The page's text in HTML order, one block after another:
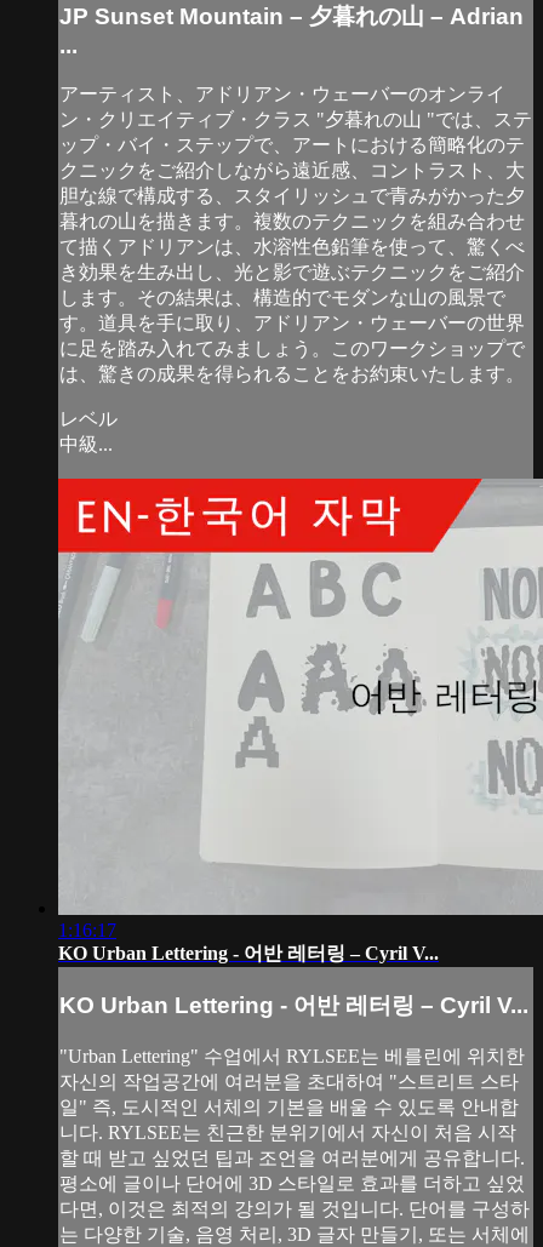
JP Sunset Mountain – 夕暮れの山 – Adrian
...
アーティスト、アドリアン・ウェーバーのオンライ
ン・クリエイティブ・クラス "夕暮れの山 "では、ステ
ップ・バイ・ステップで、アートにおける簡略化のテ
クニックをご紹介しながら遠近感、コントラスト、大
胆な線で構成する、スタイリッシュで青みがかった夕
暮れの山を描きます。複数のテクニックを組み合わせ
て描くアドリアンは、水溶性色鉛筆を使って、驚くべ
き効果を生み出し、光と影で遊ぶテクニックをご紹介
します。その結果は、構造的でモダンな山の風景で
す。道具を手に取り、アドリアン・ウェーバーの世界
に足を踏み入れてみましょう。このワークショップで
は、驚きの成果を得られることをお約束いたします。
レベル
中級...
1:16:17
KO Urban Lettering - 어반 레터링 – Cyril V...
KO Urban Lettering - 어반 레터링 – Cyril V...
"Urban Lettering" 수업에서 RYLSEE는 베를린에 위치한
자신의 작업공간에 여러분을 초대하여 "스트리트 스타
일" 즉, 도시적인 서체의 기본을 배울 수 있도록 안내합
니다. RYLSEE는 친근한 분위기에서 자신이 처음 시작
할 때 받고 싶었던 팁과 조언을 여러분에게 공유합니다.
평소에 글이나 단어에 3D 스타일로 효과를 더하고 싶었
다면, 이것은 최적의 강의가 될 것입니다. 단어를 구성하
는 다양한 기술, 음영 처리, 3D 글자 만들기, 또는 서체에